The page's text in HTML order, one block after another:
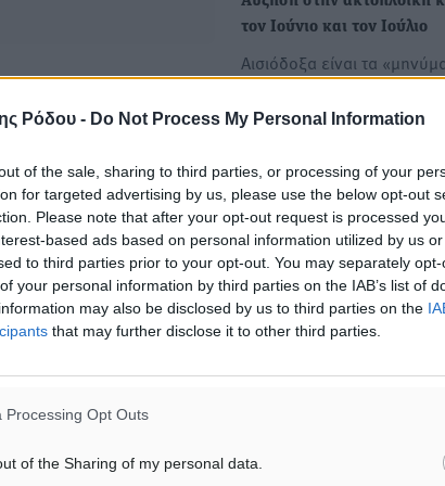
Ρόδου - Do Not Process My Personal Information
of the sale, sharing to third parties, or processing of your
for targeted advertising by us, please use the below opt-out
Please note that after your opt-out request is processed
based ads based on personal information utilized by us
to third parties prior to your opt-out. You may separately
your personal information by third parties on the IAB’s list of
may also be disclosed by us to third parties on the
that may further disclose it to other third parties.
Processing Opt Outs
of the Sharing of my personal data.
τον Ιούνιο και τον Ιούλιο
Αισιόδοξα είναι τα
φετινού καλοκαιριού, με τον
AstraZeneca: «Κλινικά
σημαντικά» τα
δοκιμών των φαρμάκων
καρκίνους του μαστού και
πνεύμονα
Τα πλήρη αποτελέσματα της